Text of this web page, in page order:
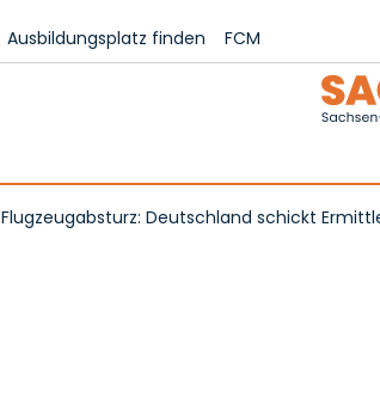
Ausbildungsplatz finden FCM
Flugzeugabsturz: Deutschland schickt